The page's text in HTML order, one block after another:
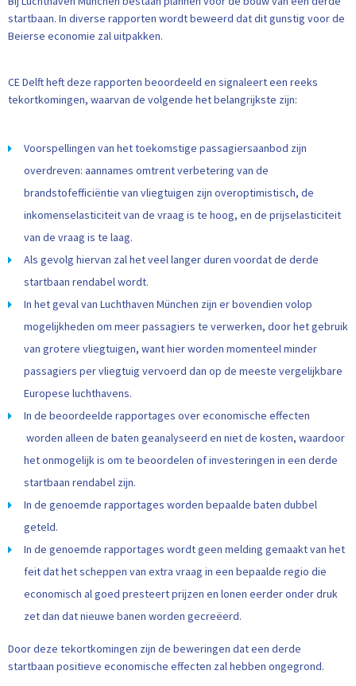
startbaan. In diverse rapporten wordt beweerd dat dit gunstig voor de
Beierse economie zal uitpakken.
CE Delft heft deze rapporten beoordeeld en signaleert een reeks
tekortkomingen, waarvan de volgende het belangrijkste zijn:
Voorspellingen van het toekomstige passagiersaanbod zijn
overdreven: aannames omtrent verbetering van de
brandstofefficiëntie van vliegtuigen zijn overoptimistisch, de
inkomenselasticiteit van de vraag is te hoog, en de prijselasticiteit
van de vraag is te laag.
Als gevolg hiervan zal het veel langer duren voordat de derde
startbaan rendabel wordt.
In het geval van Luchthaven München zijn er bovendien volop
mogelijkheden om meer passagiers te verwerken, door het gebruik
van grotere vliegtuigen, want hier worden momenteel minder
passagiers per vliegtuig vervoerd dan op de meeste vergelijkbare
Europese luchthavens.
In de beoordeelde rapportages over economische effecten
worden alleen de baten geanalyseerd en niet de kosten, waardoor
het onmogelijk is om te beoordelen of investeringen in een derde
startbaan rendabel zijn.
In de genoemde rapportages worden bepaalde baten dubbel
geteld.
In de genoemde rapportages wordt geen melding gemaakt van het
feit dat het scheppen van extra vraag in een bepaalde regio die
economisch al goed presteert prijzen en lonen eerder onder druk
zet dan dat nieuwe banen worden gecreëerd.
Door deze tekortkomingen zijn de beweringen dat een derde
startbaan positieve economische effecten zal hebben ongegrond.